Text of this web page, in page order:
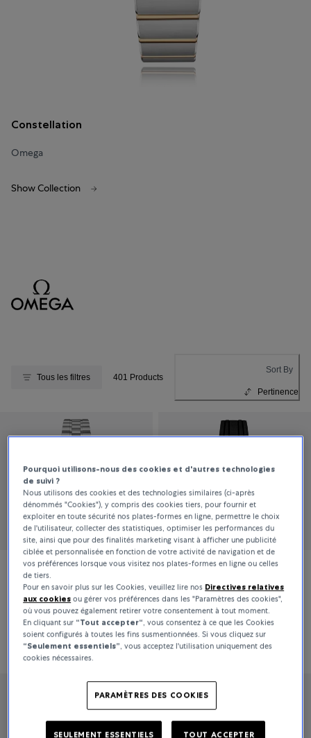
Constellation
Omega
Show Collection
Tous les filtres 401 Products
Sort By
Pertinence
OMEGA
Speedmaster Moonwatch Professional
6 600 CHF
Seamaster Diver
5 300 CHF
Pourquoi utilisons-nous des cookies et d'autres technologies
de suivi ?
Nous utilisons des cookies et des technologies similaires (ci-après
dénommés "Cookies"), y compris des cookies tiers, pour fournir et
exploiter en toute sécurité nos plates-formes en ligne, permettre le choix
de l'utilisateur, collecter des statistiques, optimiser les performances du
site, ainsi que pour des finalités marketing visant à afficher une publicité
ciblée et personnalisée en fonction de votre activité de navigation et de
vos préférences lorsque vous visitez nos plates-formes en ligne ou celles
de tiers.
Pour en savoir plus sur les Cookies, veuillez lire nos Directives relatives
aux cookies ou gérer vos préférences dans les "Paramètres des cookies",
où vous pouvez également retirer votre consentement à tout moment.
En cliquant sur “Tout accepter“, vous consentez à ce que les Cookies
soient configurés à toutes les fins susmentionnées. Si vous cliquez sur
“Seulement essentiels”, vous acceptez l'utilisation uniquement des
cookies nécessaires.
PARAMÈTRES DES COOKIES
SEULEMENT ESSENTIELS TOUT ACCEPTER